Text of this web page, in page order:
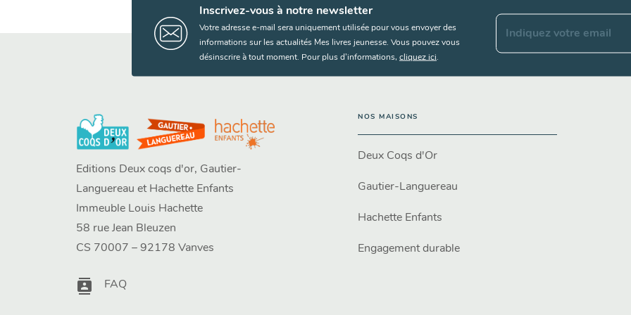
Inscrivez-vous à notre newsletter
Votre adresse e-mail sera uniquement utilisée pour vous envoyer des
informations sur les actualités Mes livres jeunesse. Vous pouvez vous
désinscrire à tout moment. Pour plus d’informations, cliquez ici.
Indiquez votre email
Editions Deux coqs d'or, Gautier-
Languereau et Hachette Enfants
Immeuble Louis Hachette
58 rue Jean Bleuzen
CS 70007 – 92178 Vanves
contacts FAQ
NOS MAISONS
Deux Coqs d'Or
Gautier-Languereau
Hachette Enfants
Engagement durable